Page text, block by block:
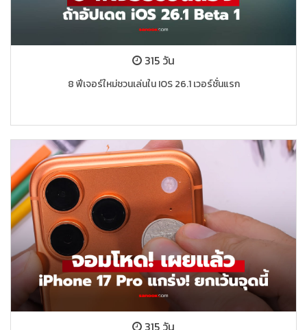
315 วัน
8 ฟีเจอร์ใหม่ชวนเล่นใน IOS 26.1 เวอร์ชั่นแรก
315 วัน